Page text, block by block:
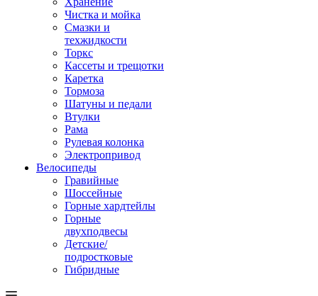
Чистка и мойка
Смазки и
техжидкости
Торкс
Кассеты и трещотки
Каретка
Тормоза
Шатуны и педали
Втулки
Рама
Рулевая колонка
Электропривод
Велосипеды
Гравийные
Шоссейные
Горные хардтейлы
Горные
двухподвесы
Детские/
подростковые
Гибридные